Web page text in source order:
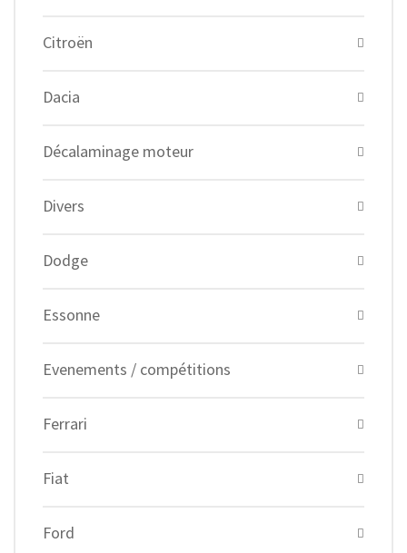
Citroën
Dacia
Décalaminage moteur
Divers
Dodge
Essonne
Evenements / compétitions
Ferrari
Fiat
Ford